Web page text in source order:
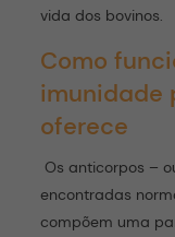
vida dos bovinos.
Como
imunidade
oferece
Os anticorpos –
encontradas
compõem uma